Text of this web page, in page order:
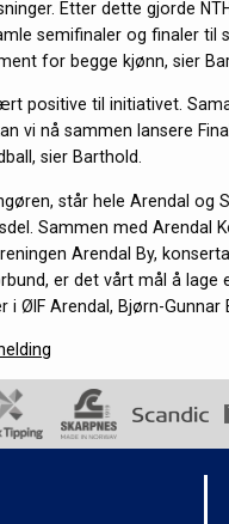
Etter dette gjorde
semifinaler og finaler til
for begge kjønn, sier
positive til initiativet.
vi nå sammen lansere
sier Barthold.
står hele Arendal og
Sammen med Arendal
Arendal By,
er det vårt mål å lage
ØIF Arendal, Bjørn-Gunnar